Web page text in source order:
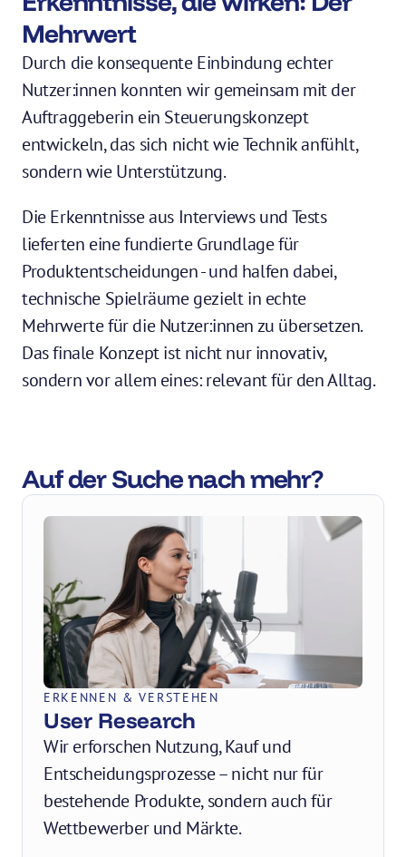
Mehrwert
Durch die konsequente Einbindung echter
Nutzer:innen konnten wir gemeinsam mit der
Auftraggeberin ein Steuerungskonzept
entwickeln, das sich nicht wie Technik anfühlt,
sondern wie Unterstützung.
Die Erkenntnisse aus Interviews und Tests
lieferten eine fundierte Grundlage für
Produktentscheidungen - und halfen dabei,
technische Spielräume gezielt in echte
Mehrwerte für die Nutzer:innen zu übersetzen.
Das finale Konzept ist nicht nur innovativ,
sondern vor allem eines: relevant für den Alltag.
Auf der Suche nach mehr?
ERKENNEN & VERSTEHEN
User Research
Wir erforschen Nutzung, Kauf und
Entscheidungsprozesse – nicht nur für
bestehende Produkte, sondern auch für
Wettbewerber und Märkte.